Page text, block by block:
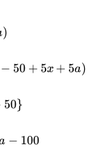
)
− 50 + 5x + 5a)
50}
− 100